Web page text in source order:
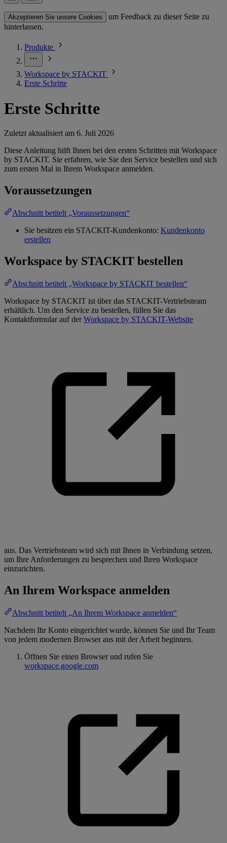
Akzeptieren Sie unsere Cookies
um Feedback zu dieser Seite zu
hinterlassen.
Produkte
Workspace by STACKIT
Erste Schritte
Erste Schritte
Zuletzt aktualisiert am 6. Juli 2026
Diese Anleitung hilft Ihnen bei den ersten Schritten mit Workspace
by STACKIT. Sie erfahren, wie Sie den Service bestellen und sich
zum ersten Mal in Ihrem Workspace anmelden.
Voraussetzungen
Abschnitt betitelt „Voraussetzungen“
Sie besitzen ein STACKIT-Kundenkonto: Kundenkonto
erstellen
Workspace by STACKIT bestellen
Abschnitt betitelt „Workspace by STACKIT bestellen“
Workspace by STACKIT ist über das STACKIT-Vertriebsteam
erhältlich. Um den Service zu bestellen, füllen Sie das
Kontaktformular auf derWorkspace by STACKIT-Website
aus. Das Vertriebsteam wird sich mit Ihnen in Verbindung setzen,
um Ihre Anforderungen zu besprechen und Ihren Workspace
einzurichten.
An Ihrem Workspace anmelden
Abschnitt betitelt „An Ihrem Workspace anmelden“
Nachdem Ihr Konto eingerichtet wurde, können Sie und Ihr Team
von jedem modernen Browser aus mit der Arbeit beginnen.
Öffnen Sie einen Browser und rufen Sie
workspace.google.com